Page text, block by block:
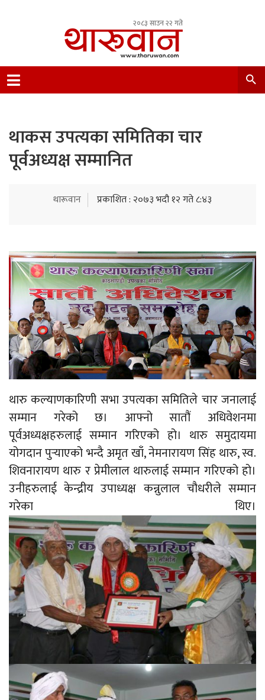
२०८३ साउन २२ गते
Nepal.
थाकस उपत्यका समितिका चार
पूर्वअध्यक्ष सम्मानित
थारूवान प्रकाशित : २०७३ भदौ १२ गते ८:४३
थारु कल्याणकारिणी सभा उपत्यका समितिले चार जनालाई
सम्मान गरेको छ। आफ्नो सातौं अधिवेशनमा
पूर्वअध्यक्षहरुलाई सम्मान गरिएको हो। थारु समुदायमा
योगदान पुर्‍याएको भन्दै अमृत खाँ, नेमनारायण सिंह थारु, स्व.
शिवनारायण थारु र प्रेमीलाल थारुलाई सम्मान गरिएको हो।
उनीहरुलाई केन्द्रीय उपाध्यक्ष कन्नुलाल चौधरीले सम्मान
गरेका थिए।